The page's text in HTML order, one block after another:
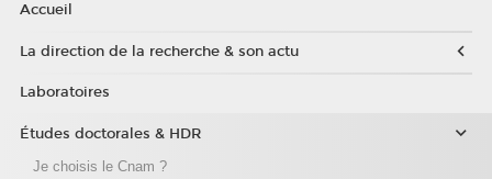
Accueil
La direction de la recherche & son actu
Laboratoires
Études doctorales & HDR
Je choisis le Cnam ?